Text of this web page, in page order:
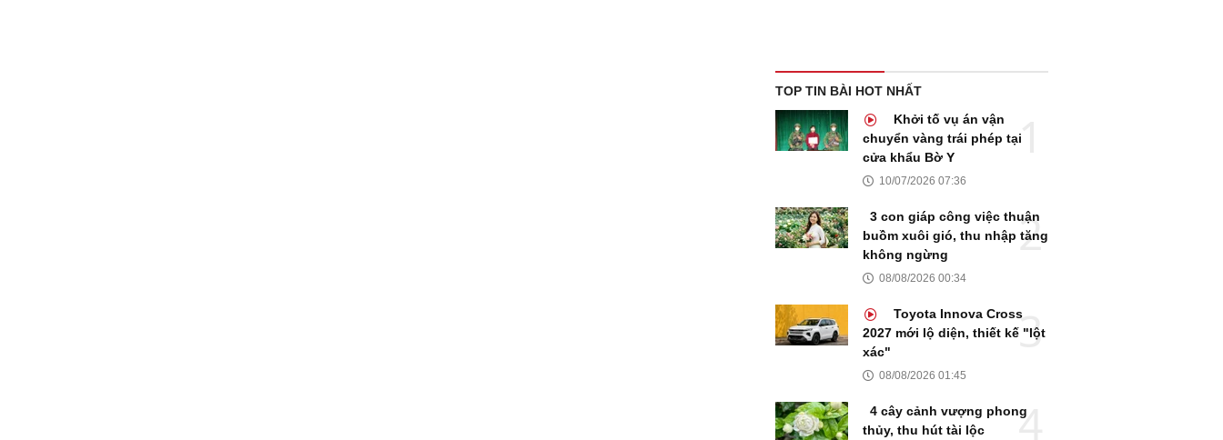
TOP TIN BÀI HOT NHẤT
Khởi tố vụ án vận
chuyển vàng trái phép tại
cửa khẩu Bờ Y
10/07/2026 07:36
3 con giáp công việc thuận
buồm xuôi gió, thu nhập tăng
không ngừng
08/08/2026 00:34
Toyota Innova Cross
2027 mới lộ diện, thiết kế "lột
xác"
08/08/2026 01:45
4 cây cảnh vượng phong
thủy, thu hút tài lộc